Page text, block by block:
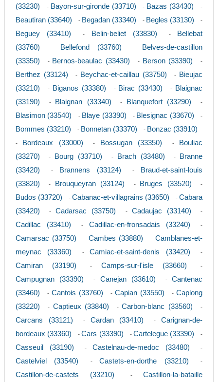
(33230) - Bayon-sur-gironde (33710) - Bazas (33430) -
Beautiran (33640) - Begadan (33340) - Begles (33130) -
Beguey (33410) - Belin-beliet (33830) -
Bellebat
(33760)
- Bellefond (33760) -
Belves-de-castillon
(33350)
- Bernos-beaulac (33430) - Berson (33390) -
Berthez (33124) - Beychac-et-caillau (33750) - Bieujac
(33210)
- Biganos (33380) - Birac (33430) - Blaignac
(33190)
- Blaignan (33340) - Blanquefort (33290) -
Blasimon (33540) - Blaye (33390) - Blesignac (33670) -
Bommes (33210) - Bonnetan (33370) - Bonzac (33910)
- Bordeaux (33000) - Bossugan (33350) -
Bouliac
(33270)
- Bourg (33710) - Brach (33480) -
Branne
(33420)
- Brannens (33124) -
Braud-et-saint-louis
(33820)
- Brouqueyran (33124) - Bruges (33520) -
Budos (33720) - Cabanac-et-villagrains (33650) -Cabara
(33420)
-Cadarsac (33750) - Cadaujac (33140) -
Cadillac (33410) - Cadillac-en-fronsadais (33240) -
Camarsac (33750) -Cambes (33880) -Camblanes-et-
meynac (33360)
-Camiac-et-saint-denis (33420) -
Camiran (33190) - Camps-sur-l'isle (33660) -
Campugnan (33390) - Canejan (33610) -Cantenac
(33460)
- Cantois (33760) -Capian (33550) -Caplong
(33220)
- Captieux (33840) -Carbon-blanc (33560) -
Carcans (33121) - Cardan (33410) -Carignan-de-
bordeaux (33360)
-Cars (33390) - Cartelegue (33390) -
Casseuil (33190) - Castelnau-de-medoc (33480) -
Castelviel (33540) -Castets-en-dorthe (33210) -
Castillon-de-castets (33210) -Castillon-la-bataille